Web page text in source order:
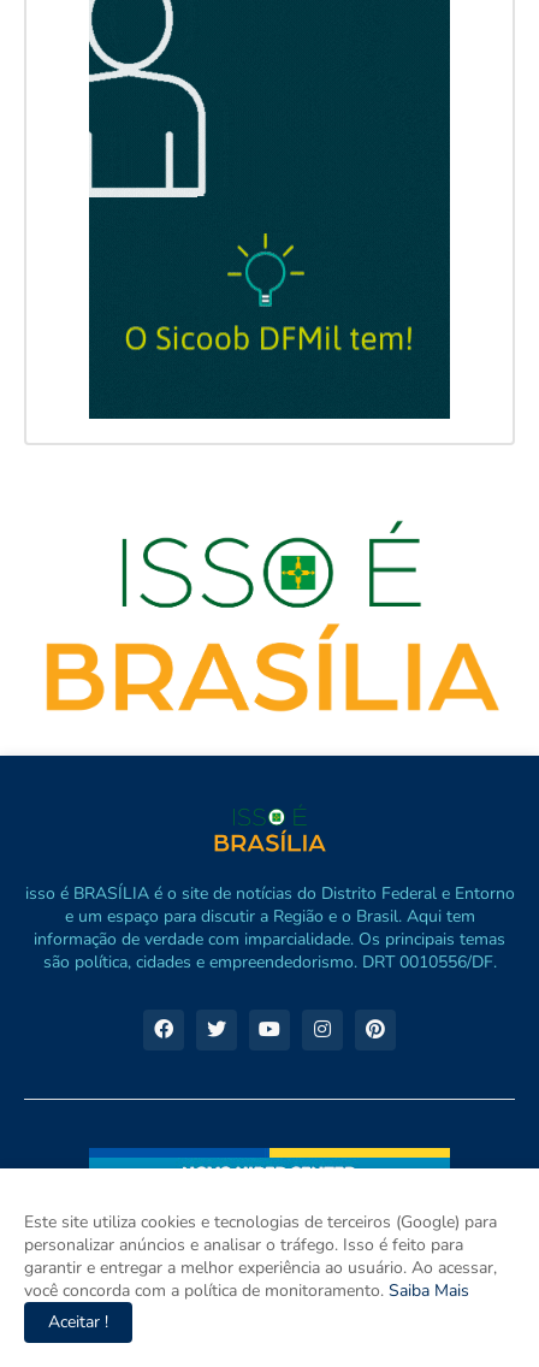
isso é BRASÍLIA é o site de notícias do Distrito Federal e Entorno
e um espaço para discutir a Região e o Brasil. Aqui tem
informação de verdade com imparcialidade. Os principais temas
são política, cidades e empreendedorismo. DRT 0010556/DF.
Este site utiliza cookies e tecnologias de terceiros (Google) para
personalizar anúncios e analisar o tráfego. Isso é feito para
garantir e entregar a melhor experiência ao usuário. Ao acessar,
você concorda com a política de monitoramento. Saiba Mais
Aceitar !